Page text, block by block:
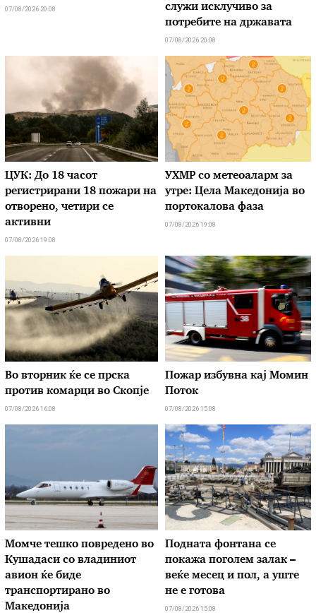
07/08/2026 20:08
служи исклучиво за
потребите на државата
07/08/2026 20:08
ЦУК: До 18 часот
регистрирани 18 пожари на
отворено, четири се
активни
07/08/2026 19:08
УХМР со метеоаларм за
утре: Цела Македонија во
портокалова фаза
07/08/2026 19:08
Во вторник ќе се прска
против комарци во Скопје
07/08/2026 16:08
Пожар избувна кај Момин
Поток
07/08/2026 15:08
Момче тешко повредено во
Кушадаси со владиниот
авион ќе биде
транспортирано во
Македонија
Подната фонтана се
покажа поголем залак –
веќе месец и пол, а уште
не е готова
07/08/2026 15:08